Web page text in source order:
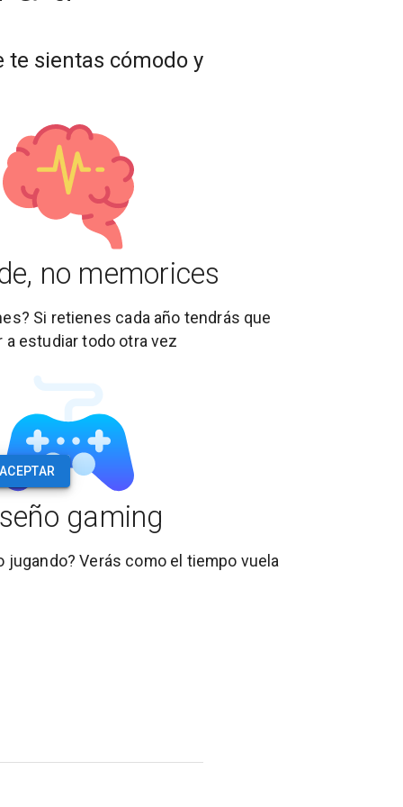
te sientas cómodo y
no memorices
Si retienes cada año tendrás que
a estudiar todo otra vez
gaming
jugando? Verás como el tiempo vuela